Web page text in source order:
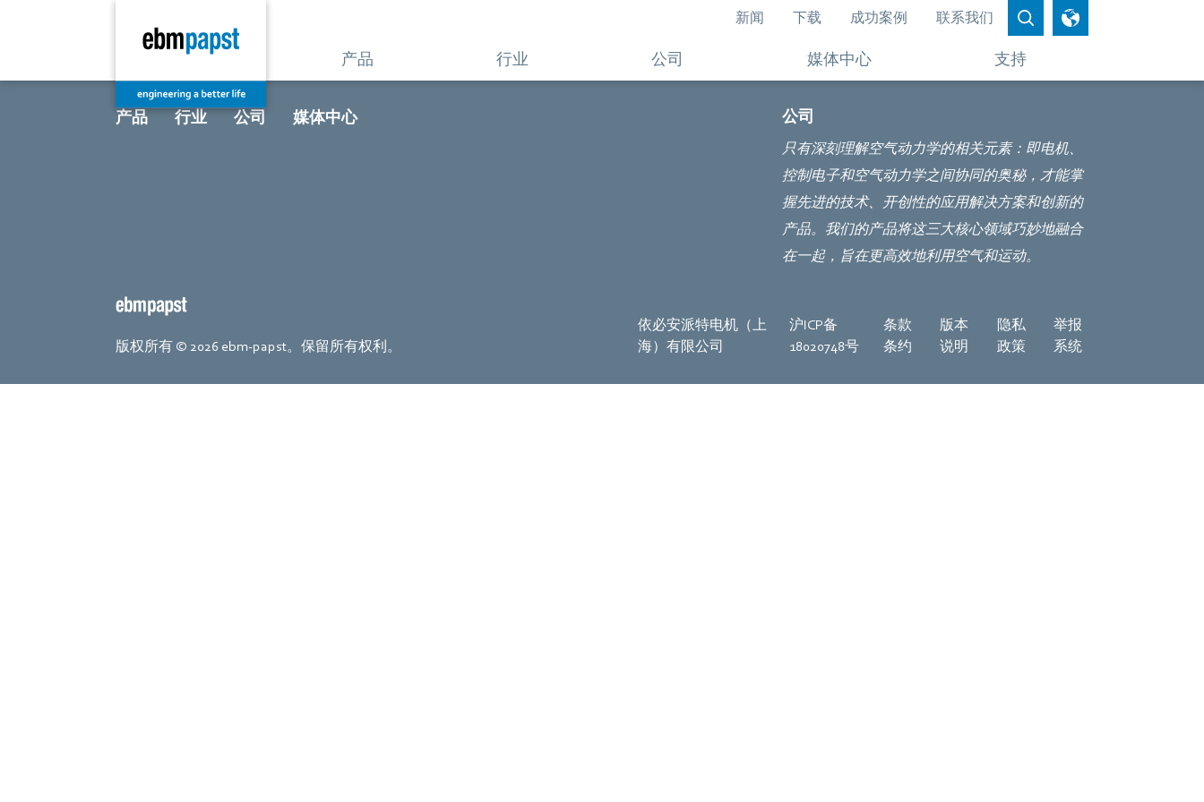
新闻 下载 成功案例 联系我们
产品 行业 公司 媒体中心 支持
产品 行业 公司 媒体中心 公司
只有深刻理解空气动力学的相关元素：即电机、
控制电子和空气动力学之间协同的奥秘，才能掌
握先进的技术、开创性的应用解决方案和创新的
产品。我们的产品将这三大核心领域巧妙地融合
在一起，旨在更高效地利用空气和运动。
依必安派特电机（上
海）有限公司
沪ICP备
18020748号
条款
条约
版本
说明
隐私
政策
举报
系统
版权所有 © 2026 ebm-papst。保留所有权利。